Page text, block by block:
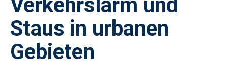
Staus in urbanen
Gebieten